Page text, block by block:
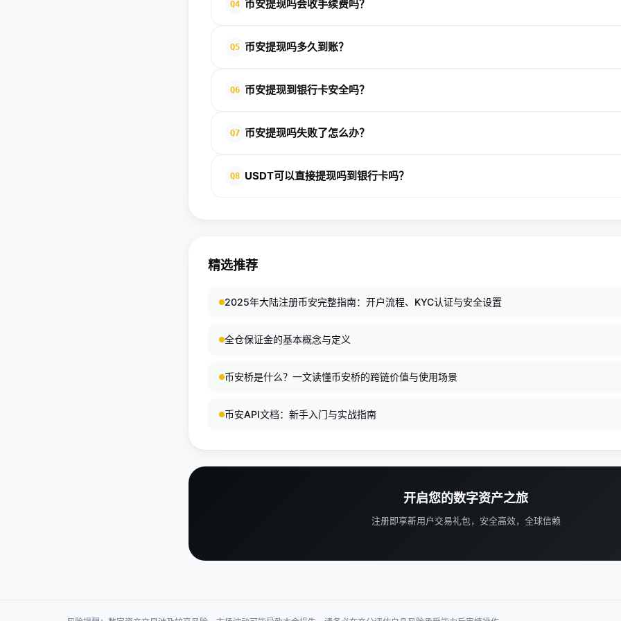
Q4 币安提现吗会收手续费吗？
Q5 币安提现吗多久到账？
Q6 币安提现到银行卡安全吗？
Q7 币安提现吗失败了怎么办？
Q8 USDT可以直接提现吗到银行卡吗？
精选推荐
2025年大陆注册币安完整指南：开户流程、KYC认证与安全设置
全仓保证金的基本概念与定义
币安桥是什么？一文读懂币安桥的跨链价值与使用场景
币安API文档：新手入门与实战指南
开启您的数字资产之旅
注册即享新用户交易礼包，安全高效，全球信赖